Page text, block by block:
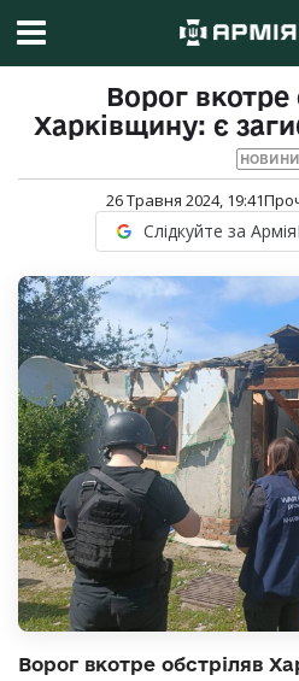
Ворог вкотре
Харківщину: є
НОВИНИ
26 Травня 2024, 19:41
Слідкуйте за
Ворог вкотре обстріляв